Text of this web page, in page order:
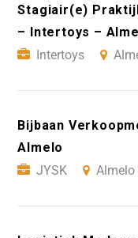
Stagiair(e)
– Intertoys –
Intertoys
Bijbaan
Almelo
JYSK
Almelo